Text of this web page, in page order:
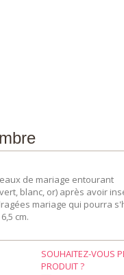
de mariage entourant
blanc, or) après avoir
mariage qui pourra
cm.
SOUHAITEZ-VOUS PERSONNALISER VOTRE